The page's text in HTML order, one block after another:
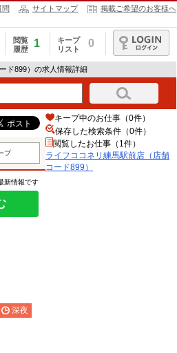
問 サイトマップ 掲載ご希望のお客様へ
閲覧
履歴
1
キープ
リスト
0
ログイン
ド899）の求人情報詳細
プ
新情報です
深夜
キープ中のお仕事（0件）
保存した検索条件（0件）
閲覧したお仕事（1件）
ライフココネリ練馬駅前店（店舗
コード899）